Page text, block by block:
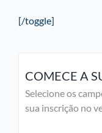
[/toggle]
COMECE A
Selecione os
sua inscrição no